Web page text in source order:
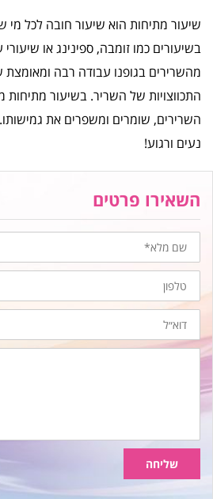
שיעור מתיחות הוא שיעור חובה לכל מי
בשיעורים כמו זומבה, ספינינג או
מהשרירים בגופנו עבודה רבה ומאומצת
התכווצויות של השריר. בשיעור
השרירים, שומרים ומשפרים את
נעים ורגוע!
השאירו פרטים
שם
מלא
טלפון
דוא״ל
הודעה
שליחה